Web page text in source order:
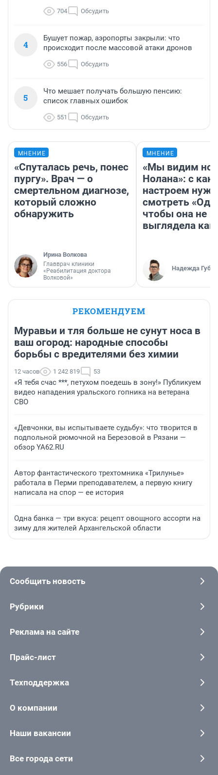
704 Обсудить
4
Бушует пожар, аэропорты закрыли: что
происходит после массовой атаки дронов
556 Обсудить
5
Что мешает получать большую пенсию:
список главных ошибок
551 Обсудить
МНЕНИЕ
«Спуталась речь, понес
пургу». Врач — о
смертельном диагнозе,
который сложно
обнаружить
Ирина Волкова
Главврач клиники
«Реабилитация доктора
Волковой»
МНЕНИЕ
«Мы видим
Нолана»: с
настроем
смотреть
чтобы она не
выглядела как
Надежда
РЕКОМЕНДУЕМ
Муравьи и тля больше не сунут носа в
ваш огород: народные способы
борьбы с вредителями без химии
12 часов 1 242 819 53
«Я тебя счас ***, петухом поедешь в зону!» Публикуем
видео нападения уральского гопника на ветерана
СВО
«Девчонки, вы испытываете судьбу»: что творится в
подпольной рюмочной на Березовой в Рязани —
обзор YA62.RU
Автор фантастического трехтомника «Трилунье»
работала в Перми преподавателем, а первую книгу
написала на спор — ее история
Одна банка — три вкуса: рецепт овощного ассорти на
зиму для жителей Архангельской области
Сообщить новость
Рубрики
Реклама на сайте
Прайс-лист
Техподдержка
О компании
Наши вакансии
Все города сети